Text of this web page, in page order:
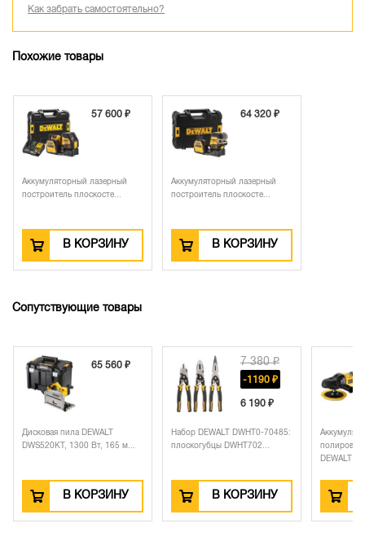
Как забрать самостоятельно?
Похожие товары
57 600 ₽
Аккумуляторный лазерный
построитель плоскосте...
В КОРЗИНУ
64 320 ₽
Аккумуляторный лазерный
построитель плоскосте...
В КОРЗИНУ
Сопутствующие товары
65 560 ₽
пила DEWALT
1300 Вт, 165 м...
В КОРЗИНУ
7 380 ₽
-1190 ₽
6 190 ₽
Набор DEWALT DWHT0-70485:
плоскогубцы DWHT702...
В КОРЗИНУ
-
Аккумуляторная
полировальная машина
DEWALT DC...
В